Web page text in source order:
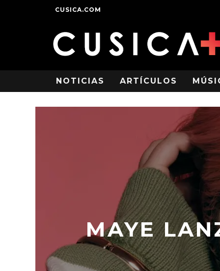
CUSICA.COM
NOTICIAS ARTÍCULOS
MAYE